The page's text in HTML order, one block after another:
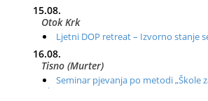
15.08.
Otok Krk
Ljetni DOP retreat – Izvorno stanje
16.08.
Tisno (Murter)
Seminar pjevanja po metodi „Škole
glasa“